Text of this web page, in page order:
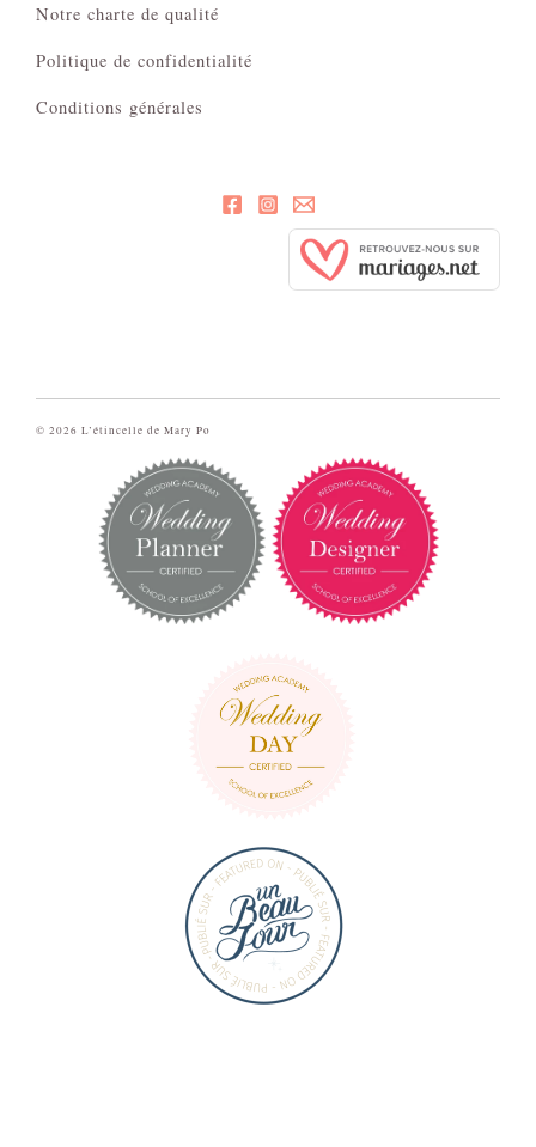
Notre charte de qualité
Politique de confidentialité
Conditions générales
© 2026 L’étincelle de Mary Po